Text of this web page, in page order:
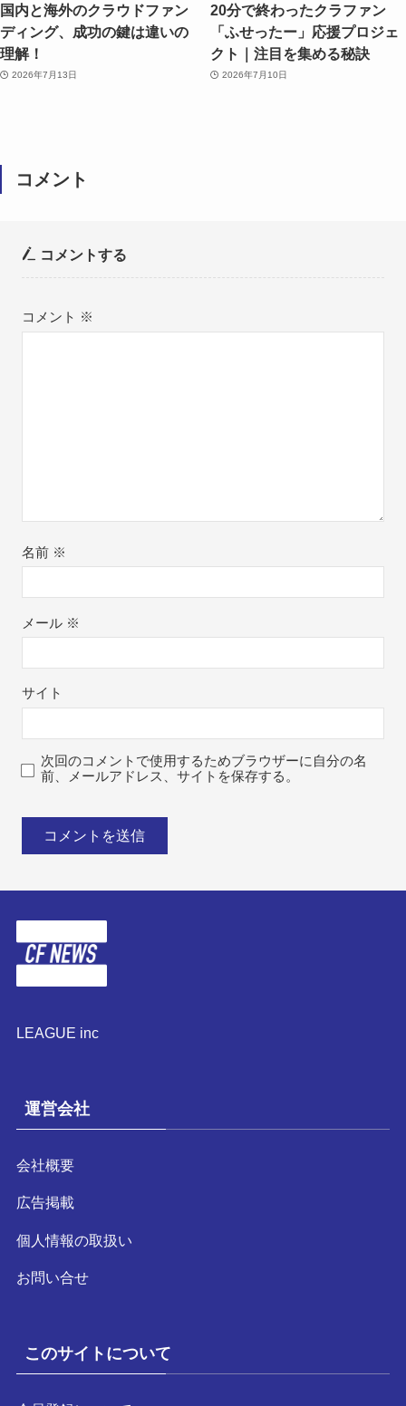
国内と海外のクラウドファン
ディング、成功の鍵は違いの
理解！
2026年7月13日
20分で終わったクラファン
「ふせったー」応援プロジェ
クト｜注目を集める秘訣
2026年7月10日
コメント
コメントする
コメント ※
名前 ※
メール ※
サイト
次回のコメントで使用するためブラウザーに自分の名
前、メールアドレス、サイトを保存する。
LEAGUE inc
運営会社
会社概要
広告掲載
個人情報の取扱い
お問い合せ
このサイトについて